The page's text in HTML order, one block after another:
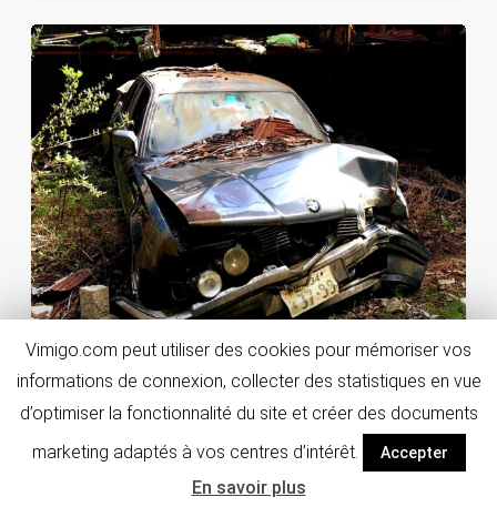
Car smash à Prague – Faites de la voiture une véritable
Prague
VOIR
Vimigo.com peut utiliser des cookies pour mémoriser vos
informations de connexion, collecter des statistiques en vue
d’optimiser la fonctionnalité du site et créer des documents
marketing adaptés à vos centres d’intérêt.
Accepter
En savoir plus